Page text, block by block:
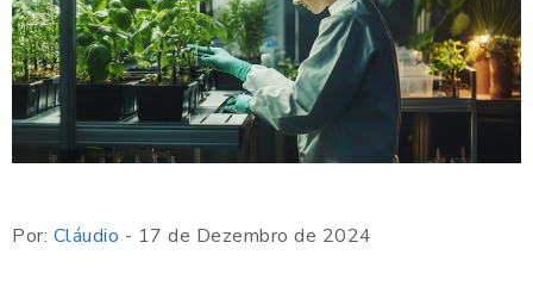
Por: Cláudio - 17 de Dezembro de 2024